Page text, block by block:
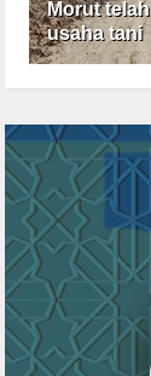
Morut
usaha tani